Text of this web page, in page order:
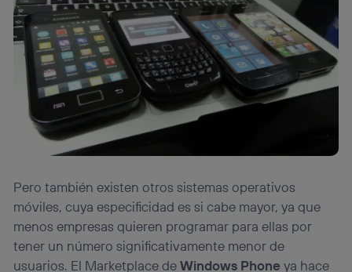
Pero también existen otros sistemas operativos
móviles, cuya especificidad es si cabe mayor, ya que
menos empresas quieren programar para ellas por
tener un número significativamente menor de
usuarios. El Marketplace deWindows Phone ya hace